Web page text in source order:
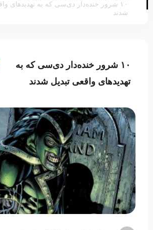
۱۰ شرور خنده‌دار دی‌سی که به تهدیدهای
شدند
۱۰ شرور خنده‌دار دی‌سی که به
تهدیدهای واقعی تبدیل شدند